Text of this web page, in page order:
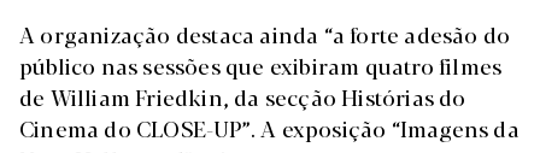
A organização destaca ainda “a forte adesão do
público nas sessões que exibiram quatro filmes
de William Friedkin, da secção Histórias do
Cinema do CLOSE-UP”. A exposição “Imagens da